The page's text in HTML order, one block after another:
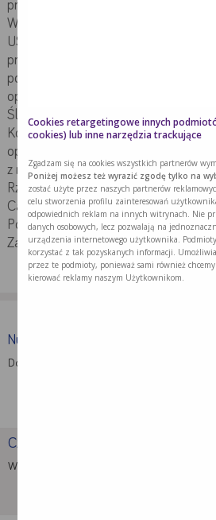
prewencji chorób cywilizacyjnych i
Współpracuje z naukowcami z
USA, Hiszpanii oraz Libanu. Autorka
profilaktyczno-zdrowotnych o
popularyzujących naukę. Ekspert
opracowywaniu Regionalnych
Śląskiego. Prelegent oraz członek
Konferencji Krajowych i
opracowanie dotyczące aktywności
z niewydolnością serca w czasie
Rzecznik Nauki w Terenie oraz
Cardiology, Polskiego Towarzystwa
Polskiego Towarzystwa
Zarządu Polskiego Towarzystwa
Nutridrink Protein
Dostarcza energię, białko i inne składniki …
Czekoladowy koktajl z mango
W naszym odżywczym koktajlu użyta jest …
Cookies retargetingowe innych
cookies) lub inne narzędzia trackujące
Zgadzam się na cookies wszystkich partnerów
Poniżej możesz też wyrazić zgodę tylko na
zostać użyte przez naszych partnerów
celu stworzenia profilu zainteresowań
odpowiednich reklam na innych witrynach. Nie
danych osobowych, lecz pozwalają na
urządzenia internetowego użytkownika.
korzystać z tak pozyskanych informacji.
przez te podmioty, ponieważ sami również
kierować reklamy naszym Użytkownikom.